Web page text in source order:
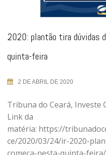
2020: plantão tira dúvidas
quinta-feira
2 DE ABRIL DE 2020
Tribuna do Ceará, Investe
Link da
matéria: https://
ce/2020/03/24/ir-2020-